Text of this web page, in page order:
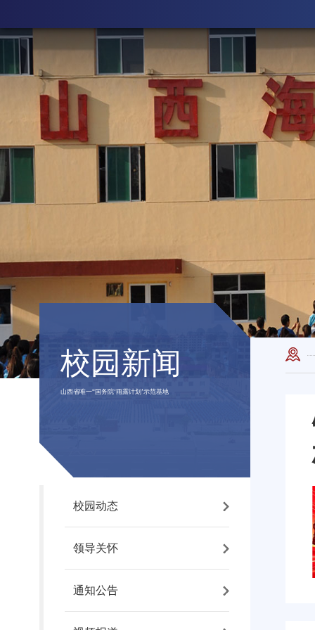
校园新闻
山西省唯一“国务院‘雨露计划’示范基地
校园动态
领导关怀
通知公告